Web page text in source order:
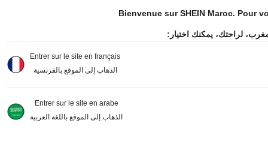
Bienvenue sur SHEIN Maroc. Pour
لراحتك، يمكنك اختيار:
Entrer sur le site en français
الذهاب إلى الموقع بالفرنسية
Entrer sur le site en arabe
الذهاب إلى الموقع باللغة العربية